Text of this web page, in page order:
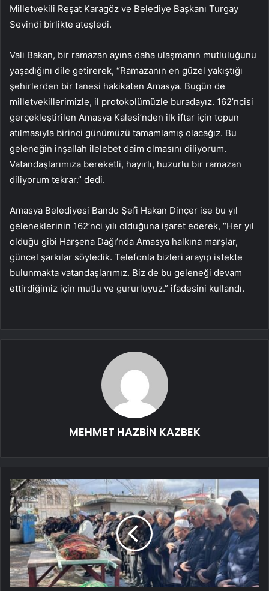
Milletvekili Reşat Karagöz ve Belediye Başkanı Turgay
Sevindi birlikte ateşledi.
Vali Bakan, bir ramazan ayına daha ulaşmanın mutluluğunu
yaşadığını dile getirerek, “Ramazanın en güzel yakıştığı
şehirlerden bir tanesi hakikaten Amasya. Bugün de
milletvekillerimizle, il protokolümüzle buradayız. 162’ncisi
gerçekleştirilen Amasya Kalesi’nden ilk iftar için topun
atılmasıyla birinci günümüzü tamamlamış olacağız. Bu
geleneğin inşallah ilelebet daim olmasını diliyorum.
Vatandaşlarımıza bereketli, hayırlı, huzurlu bir ramazan
diliyorum tekrar.” dedi.
Amasya Belediyesi Bando Şefi Hakan Dinçer ise bu yıl
geleneklerinin 162’nci yılı olduğuna işaret ederek, “Her yıl
olduğu gibi Harşena Dağı’nda Amasya halkına marşlar,
güncel şarkılar söyledik. Telefonla bizleri arayıp istekte
bulunmakta vatandaşlarımız. Biz de bu geleneği devam
ettirdiğimiz için mutlu ve gururluyuz.” ifadesini kullandı.
MEHMET HAZBİN KAZBEK